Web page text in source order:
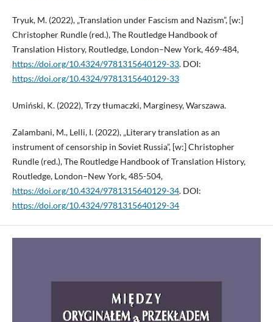
Tryuk, M. (2022), „Translation under Fascism and Nazism”, [w:]
Christopher Rundle (red.), The Routledge Handbook of
Translation History, Routledge, London–New York, 469-484,
https://doi.org/10.4324/9781315640129-33. DOI:
https://doi.org/10.4324/9781315640129-33
Umiński, K. (2022), Trzy tłumaczki, Marginesy, Warszawa.
Zalambani, M., Lelli, I. (2022), „Literary translation as an
instrument of censorship in Soviet Russia”, [w:] Christopher
Rundle (red.), The Routledge Handbook of Translation History,
Routledge, London–New York, 485-504,
https://doi.org/10.4324/9781315640129-34. DOI:
https://doi.org/10.4324/9781315640129-34